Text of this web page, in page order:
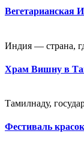
Вегетарианская
Индия — страна,
Храм Вишну в
Тамилнаду,
Фестиваль